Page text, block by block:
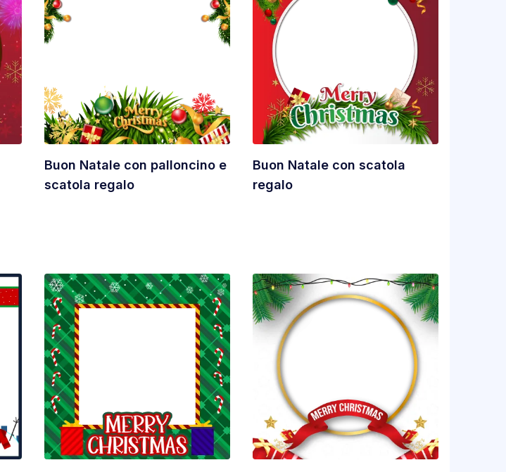
Buon Natale con palloncino e
scatola regalo
Buon Natale con scatola
regalo